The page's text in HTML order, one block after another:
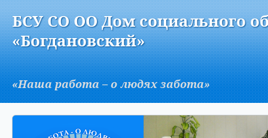
AБСУ СО ОО Дом социального
«Богдановский»
«Наша работа – о людях забота»